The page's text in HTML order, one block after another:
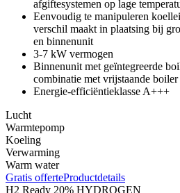
afgiftesystemen op lage
Eenvoudig te manipuleren
verschil maakt in plaatsing bij
en binnenunit
3-7 kW vermogen
Binnenunit met geïntegreerde
combinatie met vrijstaande
Energie-efficiëntieklasse A+++
Lucht
Warmtepomp
Koeling
Verwarming
Warm water
Gratis offerteProductdetails
H2 Ready 20% HYDROGEN